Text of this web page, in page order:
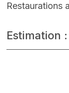
Restaurations
Estimation